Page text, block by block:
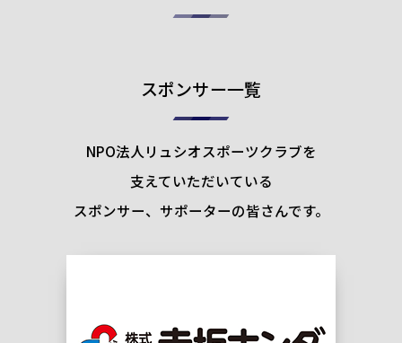
スポンサー一覧
NPO法人リュシオスポーツクラブを
支えていただいている
スポンサー、サポーターの皆さんです。